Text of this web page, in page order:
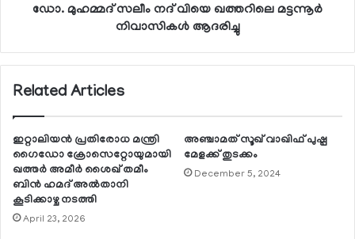
ഡോ. മുഹമ്മദ് സലീം നദ് വിയെ ഖത്തറിലെ മട്ടന്നൂര്‍
നിവാസികള്‍ ആദരിച്ചു
Related Articles
ഇറ്റാലിയന്‍ പ്രതിരോധ മന്ത്രി
ഗൈഡോ ക്രോസെറ്റോയുമായി
ഖത്തര്‍ അമീര്‍ ശൈഖ് തമീം
ബിന്‍ ഹമദ് അല്‍താനി
കൂടിക്കാഴ്ച നടത്തി
April 23, 2026
അഞ്ചാമത് സൂഖ് വാഖിഫ് പുഷ്പ
മേളക്ക് തുടക്കം
December 5, 2024